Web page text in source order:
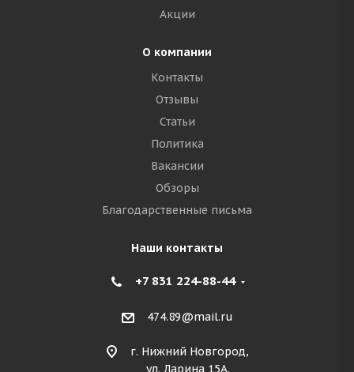
Акции
О компании
Контакты
Отзывы
Статьи
Политика
Вакансии
Обзоры
Благодарственные письма
Наши контакты
+7 831 224-88-44
474.89@mail.ru
г. Нижний Новгород,
ул. Ларина 15А.